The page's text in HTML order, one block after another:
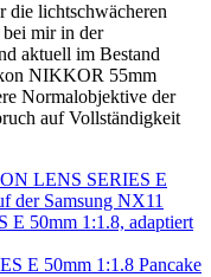
die lichtschwächeren
mir in der
aktuell im Bestand
NIKKOR 55mm
Normalobjektive der
auf Vollständigkeit
LENS SERIES E
der Samsung NX11
E 50mm 1:1.8, adaptiert
E 50mm 1:1.8 Pancake